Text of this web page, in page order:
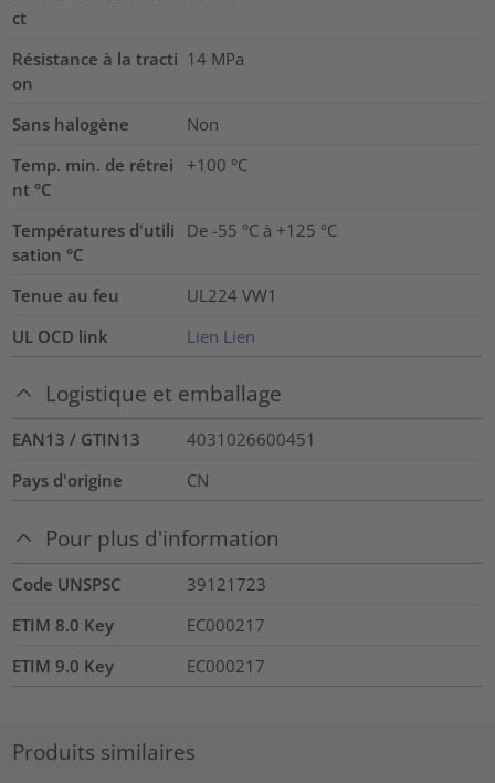
ct
Résistance à la tracti
on
14 MPa
Sans halogène
Non
Temp. min. de rétrei
nt °C
+100 °C
Températures d'utili
sation °C
De -55 °C à +125 °C
Tenue au feu
UL224 VW1
UL OCD link
Lien Lien
Logistique et emballage
EAN13 / GTIN13
4031026600451
Pays d'origine
CN
Pour plus d'information
Code UNSPSC
39121723
ETIM 8.0 Key
EC000217
ETIM 9.0 Key
EC000217
Produits similaires